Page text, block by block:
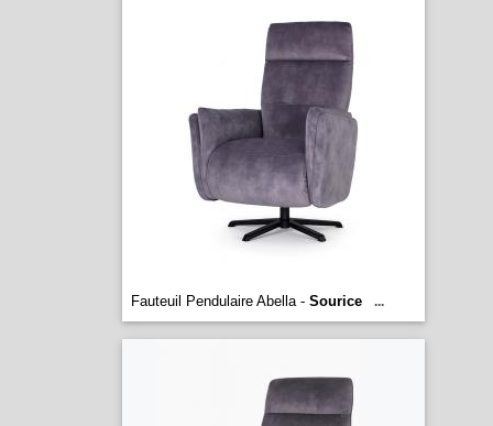
Fauteuil Pendulaire Abella - Sourice ...